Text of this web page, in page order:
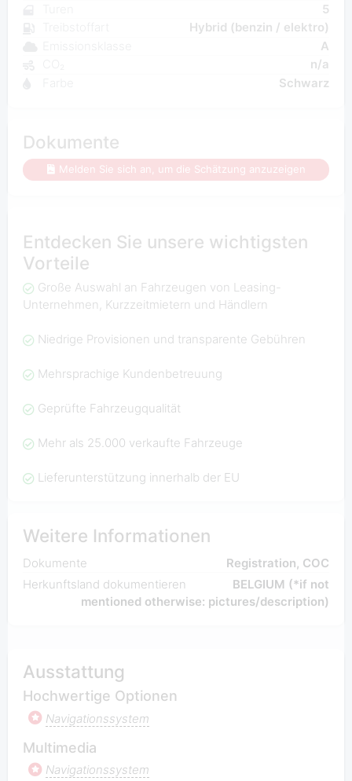
5
Hybrid (benzin / elektro)
A
n/a
Schwarz
Dokumente
Melden Sie sich an, um die Schätzung anzuzeigen
Entdecken Sie unsere wichtigsten
Vorteile
Große Auswahl an Fahrzeugen von Leasing-
Unternehmen, Kurzzeitmietern und Händlern
Niedrige Provisionen und transparente Gebühren
Mehrsprachige Kundenbetreuung
Geprüfte Fahrzeugqualität
Mehr als 25.000 verkaufte Fahrzeuge
Lieferunterstützung innerhalb der EU
Weitere Informationen
Dokumente
Registration, COC
Herkunftsland dokumentieren
BELGIUM (*if not
mentioned otherwise: pictures/description)
Ausstattung
Hochwertige Optionen
Navigationssystem
Multimedia
Navigationssystem